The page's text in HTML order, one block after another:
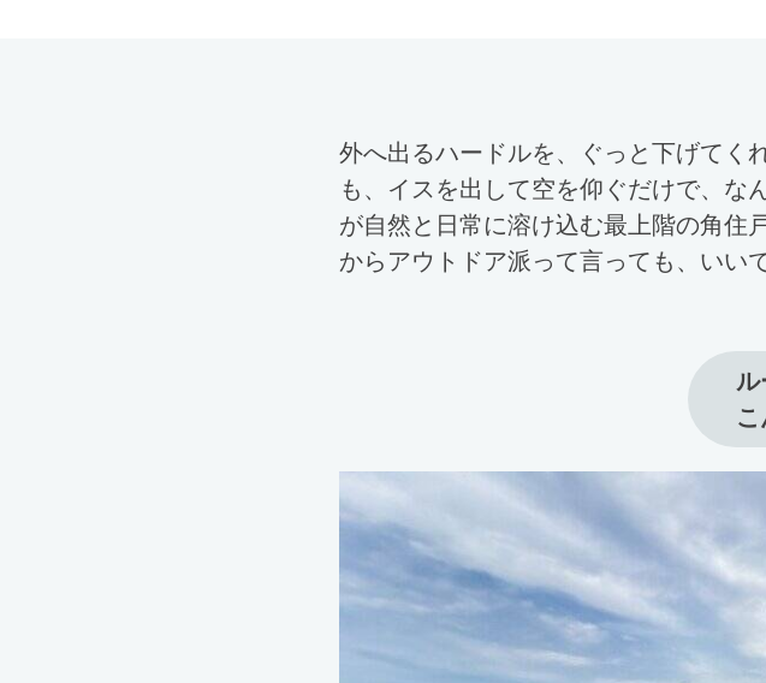
外へ出るハードルを、ぐっと下げてく
も、イスを出して空を仰ぐだけで、な
が自然と日常に溶け込む最上階の角
からアウトドア派って言っても、いい
こ